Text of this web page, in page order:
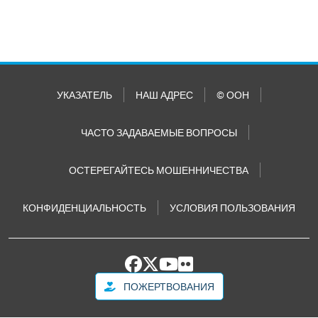
УКАЗАТЕЛЬ НАШ АДРЕС © ООН
ЧАСТО ЗАДАВАЕМЫЕ ВОПРОСЫ
ОСТЕРЕГАЙТЕСЬ МОШЕННИЧЕСТВА
КОНФИДЕНЦИАЛЬНОСТЬ УСЛОВИЯ ПОЛЬЗОВАНИЯ
ПОЖЕРТВОВАНИЯ